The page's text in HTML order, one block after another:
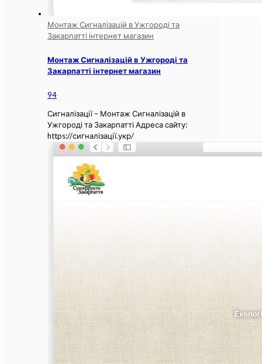
Монтаж Сигналізацій в Ужгороді та
Закарпатті інтернет магазин
Монтаж Сигналізацій в Ужгороді та
Закарпатті інтернет магазин
94
Сигналізації – Монтаж Сигналізацій в
Ужгороді та Закарпатті Адреса сайту:
https://сигналізації.укр/